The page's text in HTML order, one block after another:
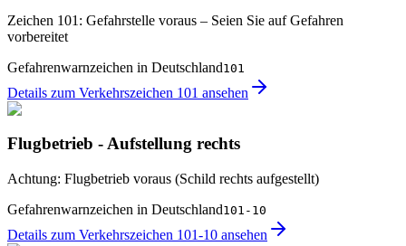
Zeichen 101: Gefahrstelle voraus – Seien Sie auf Gefahren
vorbereitet
Gefahrenwarnzeichen in Deutschland101
Details zum Verkehrszeichen 101 ansehen
Flugbetrieb - Aufstellung rechts
Achtung: Flugbetrieb voraus (Schild rechts aufgestellt)
Gefahrenwarnzeichen in Deutschland101-10
Details zum Verkehrszeichen 101-10 ansehen